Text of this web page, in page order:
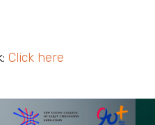
Click here